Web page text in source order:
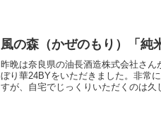
風の森（かぜのもり）「純
昨晩は奈良県の油長酒造株式会社さ
ぼり華24BYをいただきました。非常
すが、自宅でじっくりいただくのは